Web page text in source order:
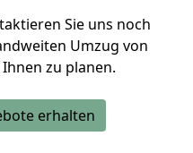
Sie uns noch
Umzug von
zu planen.
erhalten